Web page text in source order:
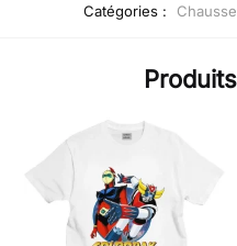
Catégories :